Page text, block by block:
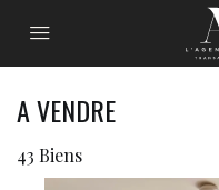
A VENDRE
43 Biens